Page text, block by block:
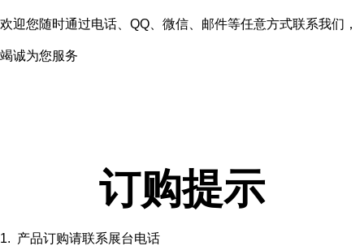
欢迎您随时通过电话、QQ、微信、邮件等任意方式联系我们，
竭诚为您服务
订购提示
1. 产品订购请联系展台电话